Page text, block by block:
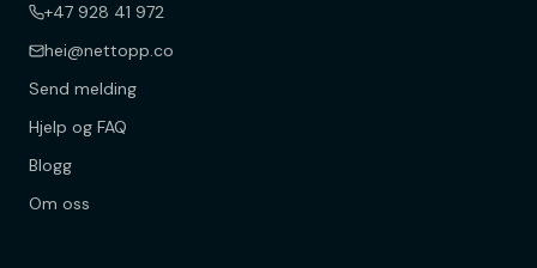
+47 928 41 972
hei@nettopp.co
Send melding
Hjelp og FAQ
Blogg
Om oss